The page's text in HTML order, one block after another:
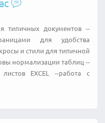
типичных документов --
для удобства
и стили для типичной
нормализации таблиц --
EXCEL --работа с